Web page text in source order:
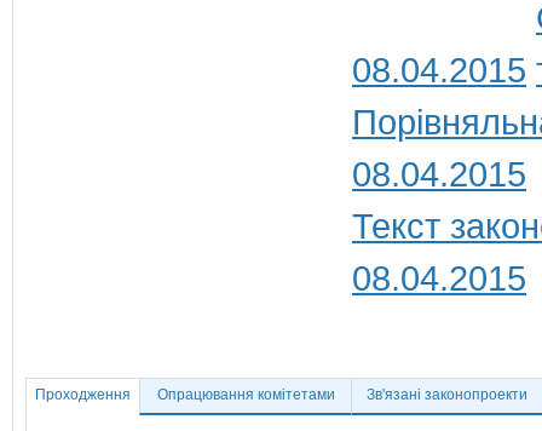
08.04.2015
08.04.2015
Текст
08.04.2015
Проходження Опрацювання комітетами Зв'язані законопроекти